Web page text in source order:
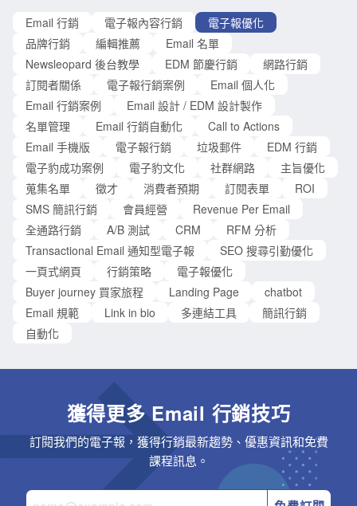
讓你的客戶覺得：「這封郵件好像是為我而寫的！」通常「個
人化」分為兩個層面。 首先，是單純「加入顧客的姓或名」，
讓他們感覺信件是為自己量身訂做，或感到較為親切。例如
Pinkoi 購物網站寄給顧客的週年慶訊息可能會這麼寫：「李小
姐您好， Pinkoi 週年慶秋冬新款襪免
Email 行銷 電子報內容行銷
電子報優化
品牌行銷
編輯推薦
Email 名單
Newsleopard 後台教學
EDM 節慶行銷
網路行銷
訂閱者關係
電子報行銷案例
Email 個人化
Email 行銷案例
Email 設計 / EDM 設計製作
名單管理
Email 行銷自動化
Call to Actions
Email 手機版
電子報行銷 垃圾郵件
EDM 行銷
電子豹成功案例
電子豹文化 社群網路
主旨優化
蒐集名單
徵才 消費者預期 訂閱表單
ROI
SMS 簡訊行銷
會員經營
Revenue Per Email
全通路行銷
A/B 測試 CRM
RFM 分析
Transactional Email 通知型電子報
SEO 搜尋引勤優化
一頁式網頁
行銷策略
電子報優化
Buyer journey 買家旅程
Landing Page
chatbot
Email 規範
Link in bio 多連結工具
簡訊行銷
自動化
獲得更多 Email 行銷技巧
訂閱我們的電子報，獲得行銷最新趨勢、優惠資訊和免費
課程訊息。